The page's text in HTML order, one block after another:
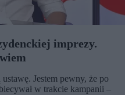
imprezy.
Jestem pewny, że po
w trakcie kampanii –